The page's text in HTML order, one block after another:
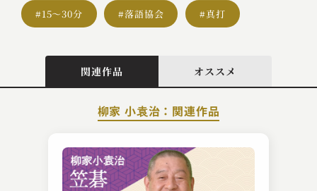
#15～30分 #落語協会 #真打
関連作品 オススメ
柳家 小袁治：関連作品